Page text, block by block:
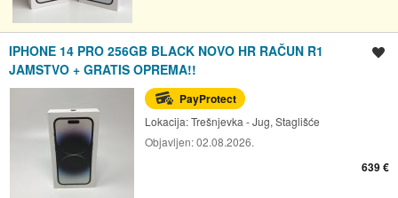
IPHONE 14 PRO 256GB BLACK NOVO HR RAČUN R1
JAMSTVO + GRATIS OPREMA!!
PayProtect
Lokacija:Trešnjevka - Jug, Staglišće
Objavljen:02.08.2026.
639 €